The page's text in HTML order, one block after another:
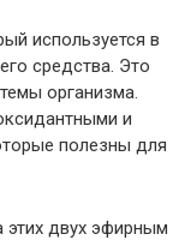
используется в
средства. Это
организма.
и
полезны для
этих двух эфирным